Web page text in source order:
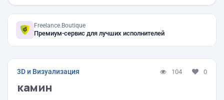
Freelance.Boutique
Премиум-сервис для лучших исполнителей
3D и Визуализация 104 0
камин